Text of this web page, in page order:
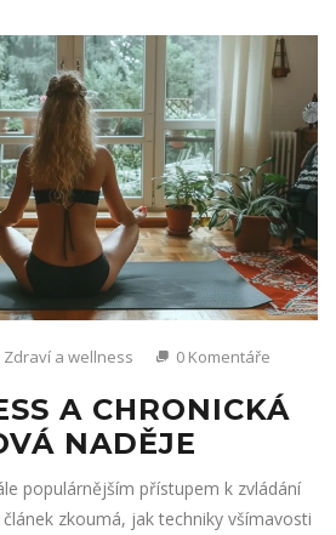
Zdraví a wellness 0 Komentáře
A CHRONICKÁ
NADĚJE
populárnějším přístupem k zvládání
zkoumá, jak techniky všímavosti